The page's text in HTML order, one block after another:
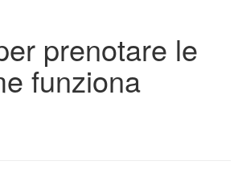
prenotare le
funziona